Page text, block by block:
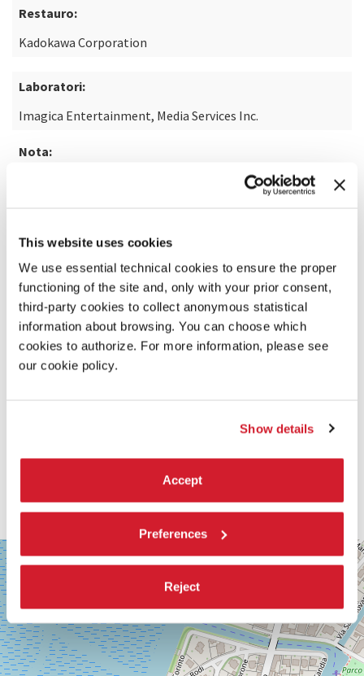
This website uses cookies
We use essential technical cookies to ensure the proper
functioning of the site and, only with your prior consent,
third-party cookies to collect anonymous statistical
information about browsing. You can choose which
cookies to authorize. For more information, please see
our cookie policy.
Show details
Accept
Preferences
Reject
Restauro:
Kadokawa Corporation
Laboratori:
Imagica Entertainment, Media Services Inc.
Nota:
Dal romanzo Quicksand di Jun’ichirō Tanizaki
SCOPRI DI PIÙ SUL FILM
SALA
CORINTO
Via
Falier
4
30126
Lido
di
+